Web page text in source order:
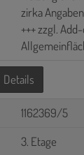
zirka
+++ zzgl.
Details
1162369/5
3. Etage